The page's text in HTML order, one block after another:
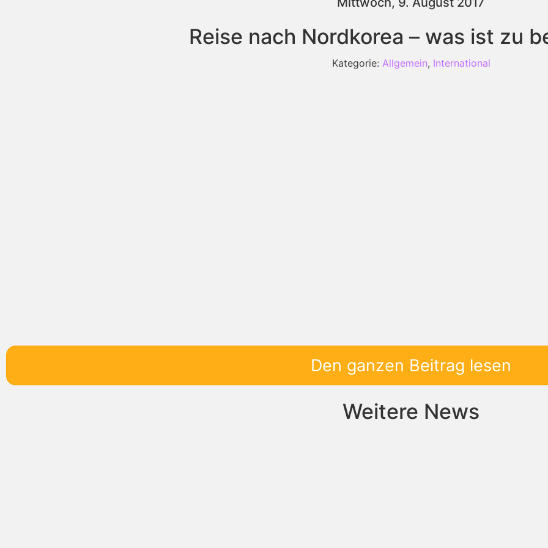
Reise nach Nordkorea – was ist zu
Kategorie: Allgemein, International
Den ganzen Beitrag lesen
Weitere News